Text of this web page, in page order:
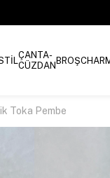
ÇANTA-
CÜZDANBROŞ
Toka Pembe